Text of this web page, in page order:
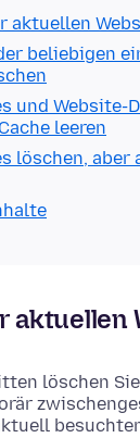
aktuellen
beliebigen
und Website-
leeren
löschen, aber
aktuellen
löschen